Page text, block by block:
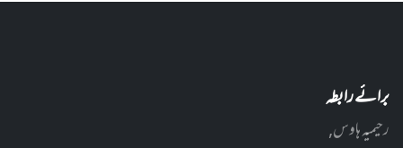
برائے رابطہ
رحیمیہ ہاوس,